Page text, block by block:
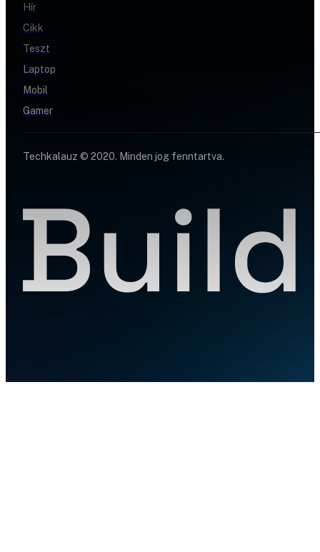
Hír
Cikk
Teszt
Laptop
Mobil
Gamer
Techkalauz © 2020. Minden jog fenntartva.